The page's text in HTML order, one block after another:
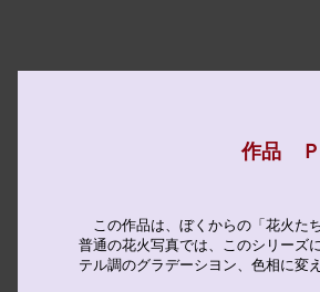
作品
この作品は、ぼくからの「花火た
普通の花火写真では、このシリーズ
テル調のグラデーシヨン、色相に変